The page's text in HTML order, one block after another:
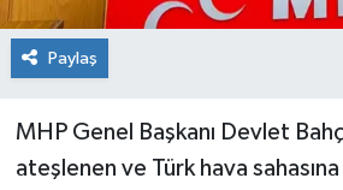
Paylaş
MHP Genel Başkanı Devlet
ateşlenen ve Türk hava
Yaşam